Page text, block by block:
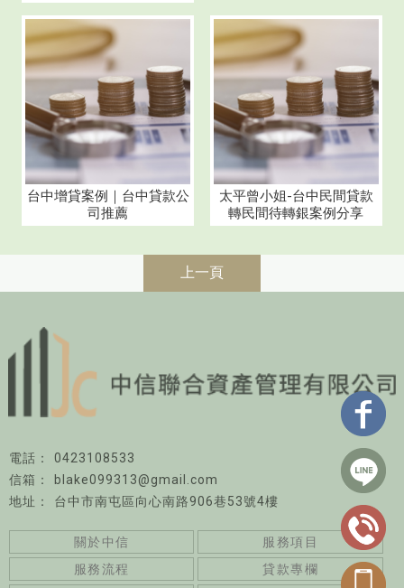
台中增貸案例｜台中貸款公
司推薦
太平曾小姐-台中民間貸款
轉民間待轉銀案例分享
上一頁
0423108533
blake099313@gmail.com
台中市南屯區向心南路906巷53號4樓
關於中信
服務項目
服務流程
貸款專欄